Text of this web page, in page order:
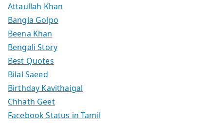
Attaullah Khan
Bangla Golpo
Beena Khan
Bengali Story
Best Quotes
Bilal Saeed
Birthday Kavithaigal
Chhath Geet
Facebook Status in Tamil